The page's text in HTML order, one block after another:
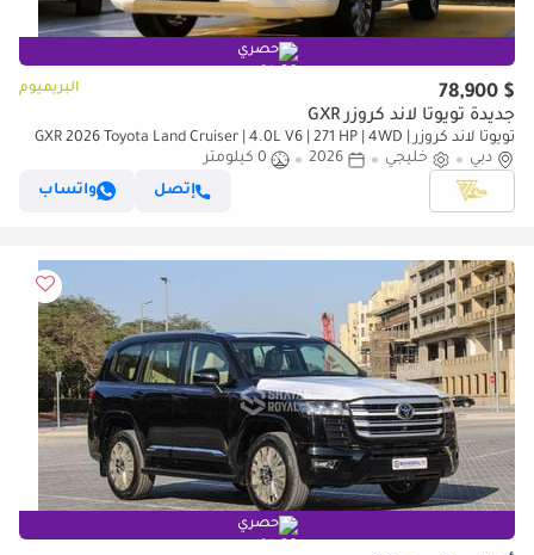
حصري
$ 78,900 البريميوم
جديدة تويوتا لاند كروزر GXR
تويوتا لاند كروزر GXR 2026 Toyota Land Cruiser | 4.0L V6 | 271 HP | 4WD |
GCC Specs
دبي خليجي 2026
0 كيلومتر
إتصل
واتساب
حصري